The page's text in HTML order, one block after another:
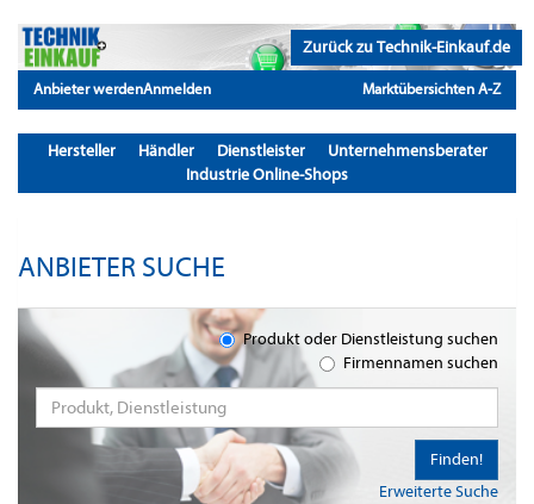
Zurück zu Technik-Einkauf.de
Anbieter werdenAnmelden Marktübersichten A-Z
Hersteller Händler Dienstleister
Unternehmensberater
Industrie Online-Shops
ANBIETER SUCHE
Produkt oder Dienstleistung suchen
Firmennamen suchen
Erweiterte Suche
Finden!